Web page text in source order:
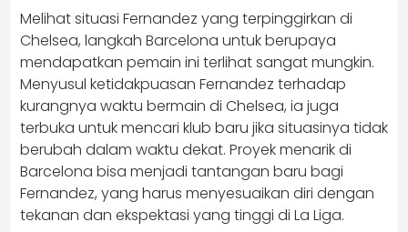
Melihat situasi Fernandez yang terpinggirkan di
Chelsea, langkah Barcelona untuk berupaya
mendapatkan pemain ini terlihat sangat mungkin.
Menyusul ketidakpuasan Fernandez terhadap
kurangnya waktu bermain di Chelsea, ia juga
terbuka untuk mencari klub baru jika situasinya tidak
berubah dalam waktu dekat. Proyek menarik di
Barcelona bisa menjadi tantangan baru bagi
Fernandez, yang harus menyesuaikan diri dengan
tekanan dan ekspektasi yang tinggi di La Liga.